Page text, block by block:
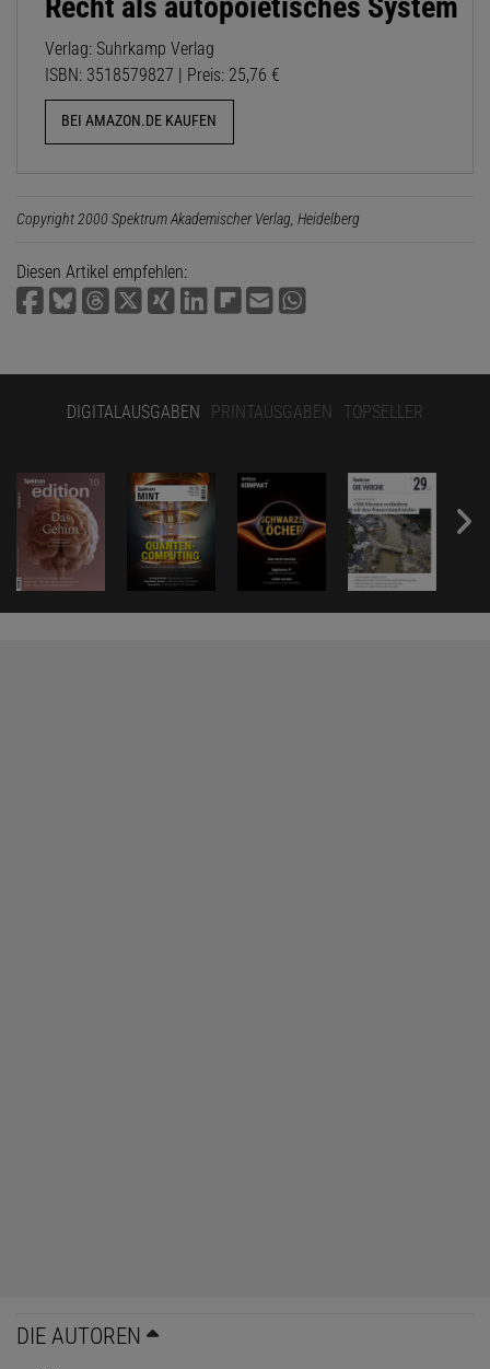
Verlag: Suhrkamp Verlag
ISBN: 3518579827 | Preis: 25,76 €
BEI AMAZON.DE KAUFEN
Copyright 2000 Spektrum Akademischer Verlag, Heidelberg
Diesen Artikel empfehlen:
DIGITALAUSGABEN PRINTAUSGABEN TOPSELLER
DIE AUTOREN